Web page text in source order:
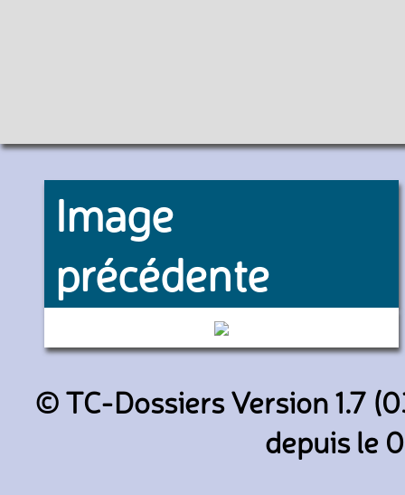
Image
précédente
EC-JZL (Air Europa)
© TC-Dossiers Version 1.7
depuis le